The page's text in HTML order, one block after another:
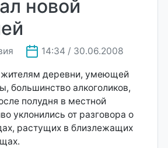
новой
14:34 / 30.06.2008
жителям деревни, умеющей
большинство алкоголиков,
полудня в местной
уклонились от разговора о
растущих в близлежащих